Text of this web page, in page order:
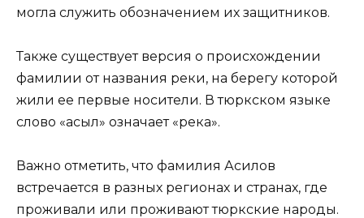
могла служить обозначением их защитников.
Также существует версия о происхождении
фамилии от названия реки, на берегу которой
жили ее первые носители. В тюркском языке
слово «асыл» означает «река».
Важно отметить, что фамилия Асилов
встречается в разных регионах и странах, где
проживали или проживают тюркские народы.